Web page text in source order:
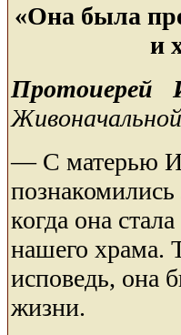
«Она была
и
Протоиерей
— С матерью
познакомились
когда она
нашего храма.
исповедь, она
жизни.